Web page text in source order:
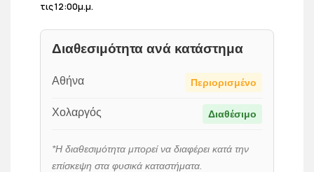
τις 12:00μ.μ.
Διαθεσιμότητα ανά κατάστημα
Αθήνα Περιορισμένο
Χολαργός Διαθέσιμο
*Η διαθεσιμότητα μπορεί να διαφέρει κατά την
επίσκεψη στα φυσικά καταστήματα.